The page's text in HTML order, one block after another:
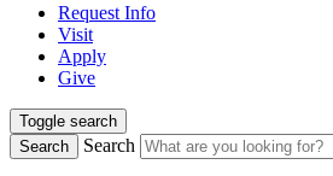
Request Info
Visit
Apply
Give
Toggle search
Search
Search